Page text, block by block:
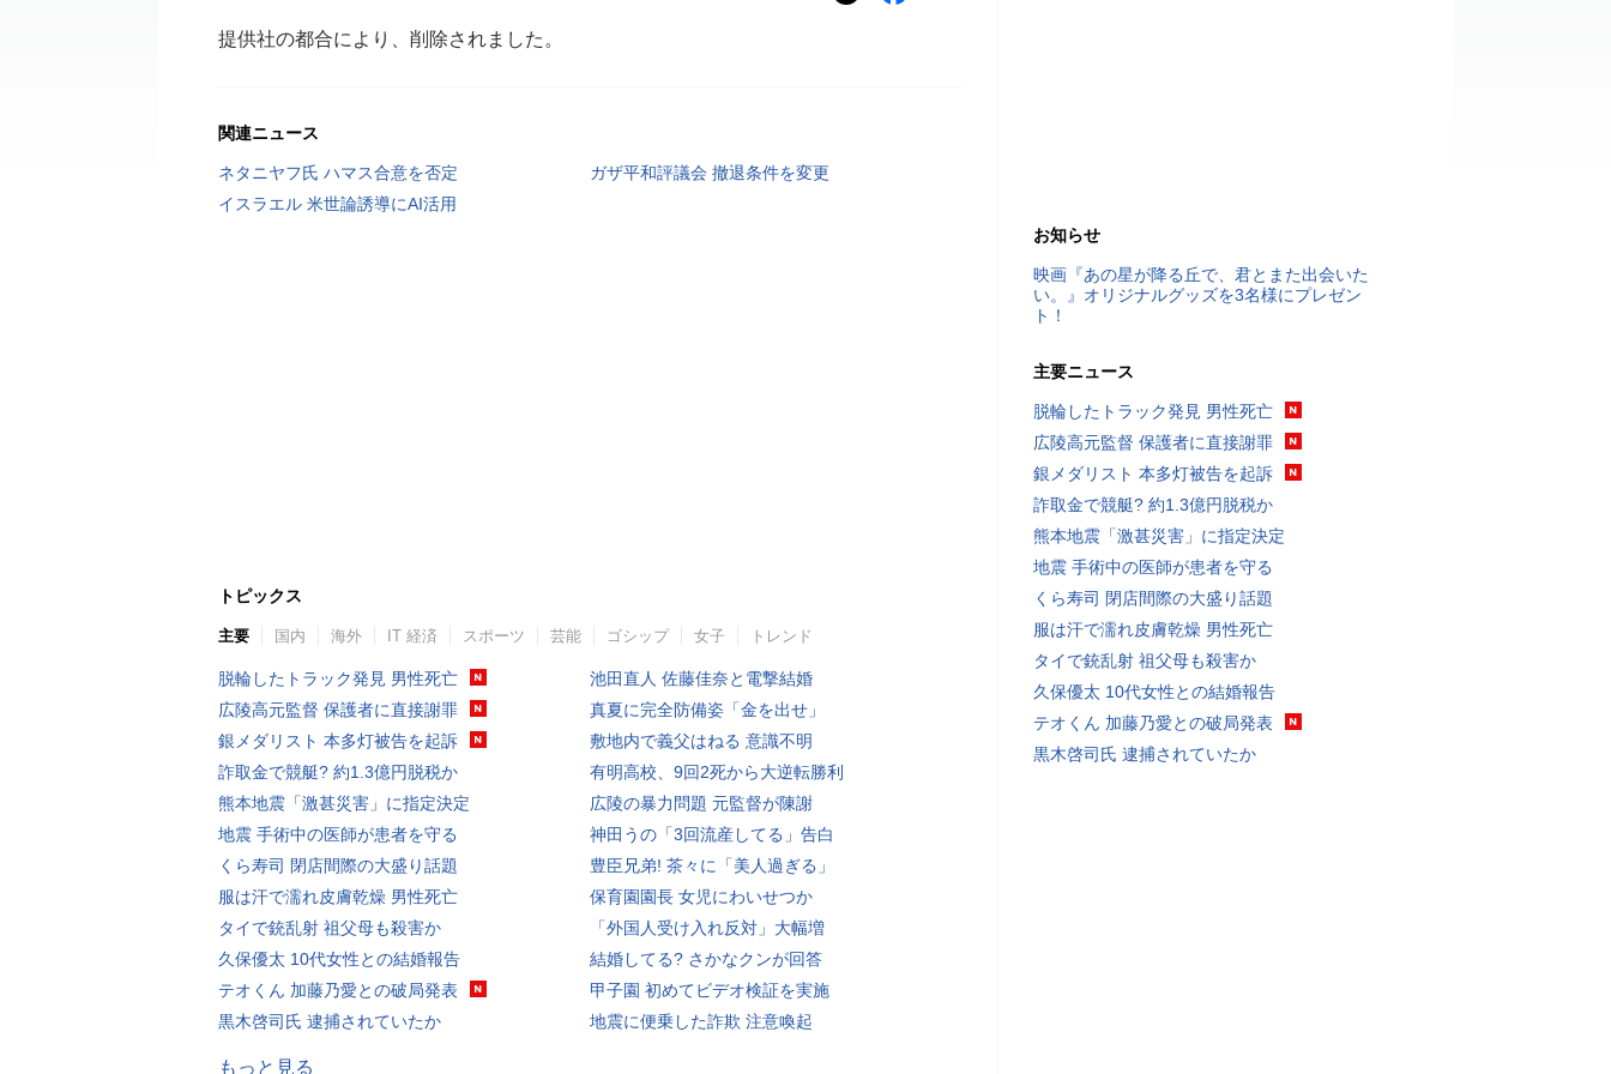
提供社の都合により、削除されました。
関連ニュース
ネタニヤフ氏 ハマス合意を否定
ガザ平和評議会 撤退条件を変更
イスラエル 米世論誘導にAI活用
トピックス
主要 国内 海外 IT 経済 スポーツ 芸能 ゴシップ 女子 トレンド
脱輪したトラック発見 男性死亡
広陵高元監督 保護者に直接謝罪
銀メダリスト 本多灯被告を起訴
詐取金で競艇? 約1.3億円脱税か
熊本地震「激甚災害」に指定決定
地震 手術中の医師が患者を守る
くら寿司 閉店間際の大盛り話題
服は汗で濡れ皮膚乾燥 男性死亡
タイで銃乱射 祖父母も殺害か
久保優太 10代女性との結婚報告
テオくん 加藤乃愛との破局発表
黒木啓司氏 逮捕されていたか
池田直人 佐藤佳奈と電撃結婚
真夏に完全防備姿「金を出せ」
敷地内で義父はねる 意識不明
有明高校、9回2死から大逆転勝利
広陵の暴力問題 元監督が陳謝
神田うの「3回流産してる」告白
豊臣兄弟! 茶々に「美人過ぎる」
保育園園長 女児にわいせつか
「外国人受け入れ反対」大幅増
結婚してる? さかなクンが回答
甲子園 初めてビデオ検証を実施
地震に便乗した詐欺 注意喚起
もっと見る
お知らせ
映画『あの星が降る丘で、君とまた出会いた
い。』オリジナルグッズを3名様にプレゼン
ト！
主要ニュース
脱輪したトラック発見 男性死亡
広陵高元監督 保護者に直接謝罪
銀メダリスト 本多灯被告を起訴
詐取金で競艇? 約1.3億円脱税か
熊本地震「激甚災害」に指定決定
地震 手術中の医師が患者を守る
くら寿司 閉店間際の大盛り話題
服は汗で濡れ皮膚乾燥 男性死亡
タイで銃乱射 祖父母も殺害か
久保優太 10代女性との結婚報告
テオくん 加藤乃愛との破局発表
黒木啓司氏 逮捕されていたか